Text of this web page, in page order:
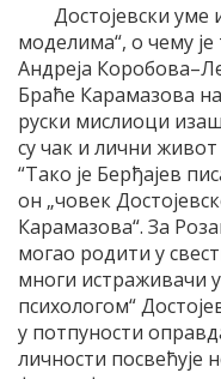
Достојевски уме
моделима“, о чему
Андреја
Браће Карамазова на
руски мислиоци
су чак и лични
“Тако је Берђајев
он „човек
Карамазова“. За
могао родити у
многи истраживачи
психологом“
у потпуности
личности посвећује